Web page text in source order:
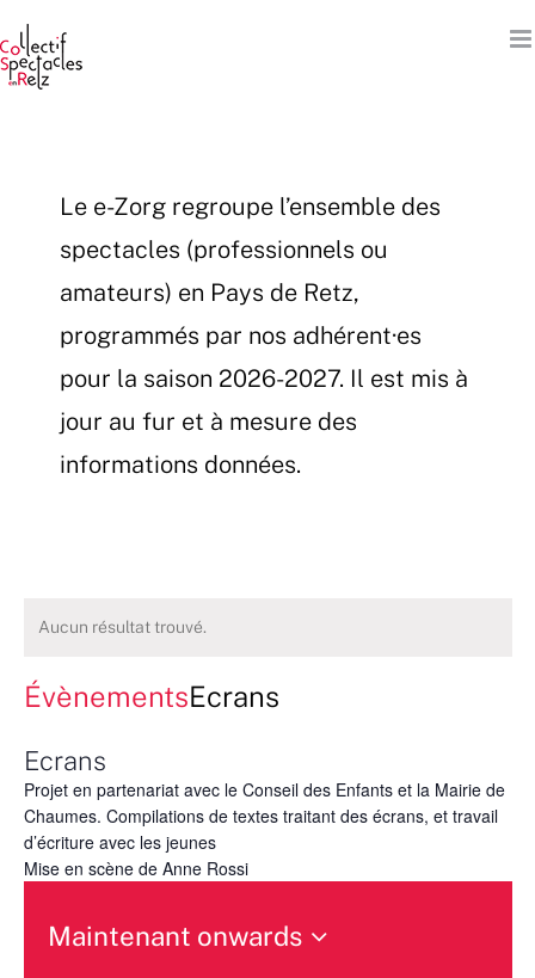
au
contenu
Le e-Zorg regroupe l’ensemble des
spectacles (professionnels ou
amateurs) en Pays de Retz,
programmés par nos adhérent·es
pour la saison 2026-2027. Il est mis à
jour au fur et à mesure des
informations données.
Aucun résultat trouvé.
ÉvènementsEcrans
Ecrans
Projet en partenariat avec le Conseil des Enfants et la Mairie de
Chaumes. Compilations de textes traitant des écrans, et travail
d’écriture avec les jeunes
Mise en scène de Anne Rossi
Maintenant onwards